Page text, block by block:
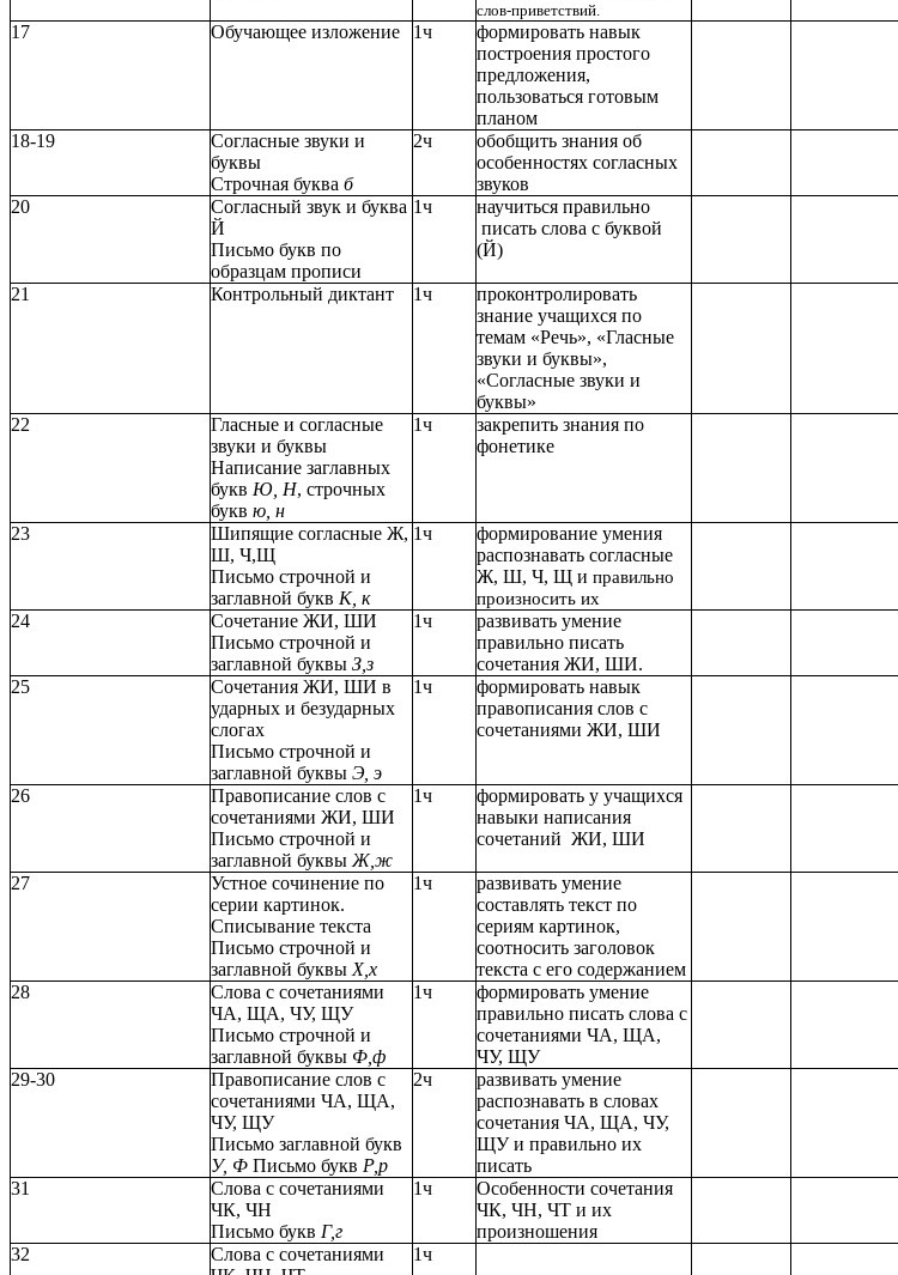
слов-приветствий.
17 Обучающее изложение 1ч
формировать навык
построения простого
предложения,
пользоваться готовым
планом
18-19
Согласные звуки и
буквы
Строчная буква б
2ч
обобщить знания об
особенностях согласных
звуков
20
Согласный звук и буква
Й
Письмо букв по
образцам прописи
1ч
научиться правильно
писать слова с буквой
(Й)
21 Контрольный диктант 1ч
проконтролировать
знание учащихся по
темам «Речь», «Гласные
звуки и буквы»,
«Согласные звуки и
буквы»
22
Гласные и согласные
звуки и буквы
Написание заглавных
букв Ю, Н, строчных
букв ю, н
1ч
закрепить знания по
фонетике
23
Шипящие согласные Ж,
Ш, Ч,Щ
Письмо строчной и
заглавной букв К, к
1ч
формирование умения
распознавать согласные
Ж, Ш, Ч, Щ и правильно
произносить их
24
Сочетание ЖИ, ШИ
Письмо строчной и
заглавной буквы З,з
1ч
развивать умение
правильно писать
сочетания ЖИ, ШИ.
25
Сочетания ЖИ, ШИ в
ударных и безударных
слогах
Письмо строчной и
заглавной буквы Э, э
1ч
формировать навык
правописания слов с
сочетаниями ЖИ, ШИ
26
Правописание слов с
сочетаниями ЖИ, ШИ
Письмо строчной и
заглавной буквы Ж,ж
1ч
формировать у учащихся
навыки написания
сочетаний ЖИ, ШИ
27
Устное сочинение по
серии картинок.
Списывание текста
Письмо строчной и
заглавной буквы Х,х
1ч
развивать умение
составлять текст по
сериям картинок,
соотносить заголовок
текста с его содержанием
28
Слова с сочетаниями
ЧА, ЩА, ЧУ, ЩУ
Письмо строчной и
заглавной буквы Ф,ф
1ч
формировать умение
правильно писать слова с
сочетаниями ЧА, ЩА,
ЧУ, ЩУ
29-30
Правописание слов с
сочетаниями ЧА, ЩА,
ЧУ, ЩУ
Письмо заглавной букв
У, Ф Письмо букв Р,р
2ч
развивать умение
распознавать в словах
сочетания ЧА, ЩА, ЧУ,
ЩУ и правильно их
писать
31
Слова с сочетаниями
ЧК, ЧН
Письмо букв Г,г
1ч
Особенности сочетания
ЧК, ЧН, ЧТ и их
произношения
32
Слова с сочетаниями
1ч